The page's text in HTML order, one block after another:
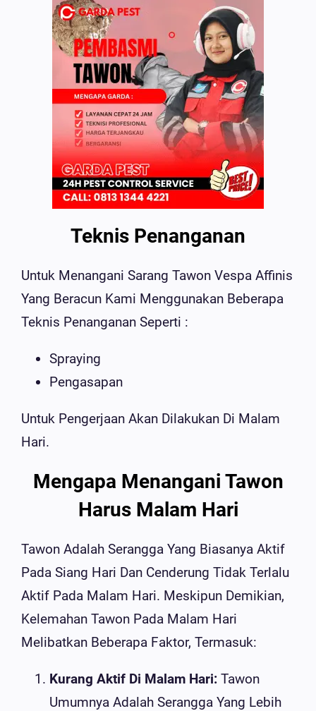
Teknis Penanganan
Untuk Menangani Sarang Tawon Vespa Affinis
Yang Beracun Kami Menggunakan Beberapa
Teknis Penanganan Seperti :
Spraying
Pengasapan
Untuk Pengerjaan Akan Dilakukan Di Malam
Hari.
Mengapa Menangani Tawon
Harus Malam Hari
Tawon Adalah Serangga Yang Biasanya Aktif
Pada Siang Hari Dan Cenderung Tidak Terlalu
Aktif Pada Malam Hari. Meskipun Demikian,
Kelemahan Tawon Pada Malam Hari
Melibatkan Beberapa Faktor, Termasuk:
Kurang Aktif Di Malam Hari: Tawon
Umumnya Adalah Serangga Yang Lebih